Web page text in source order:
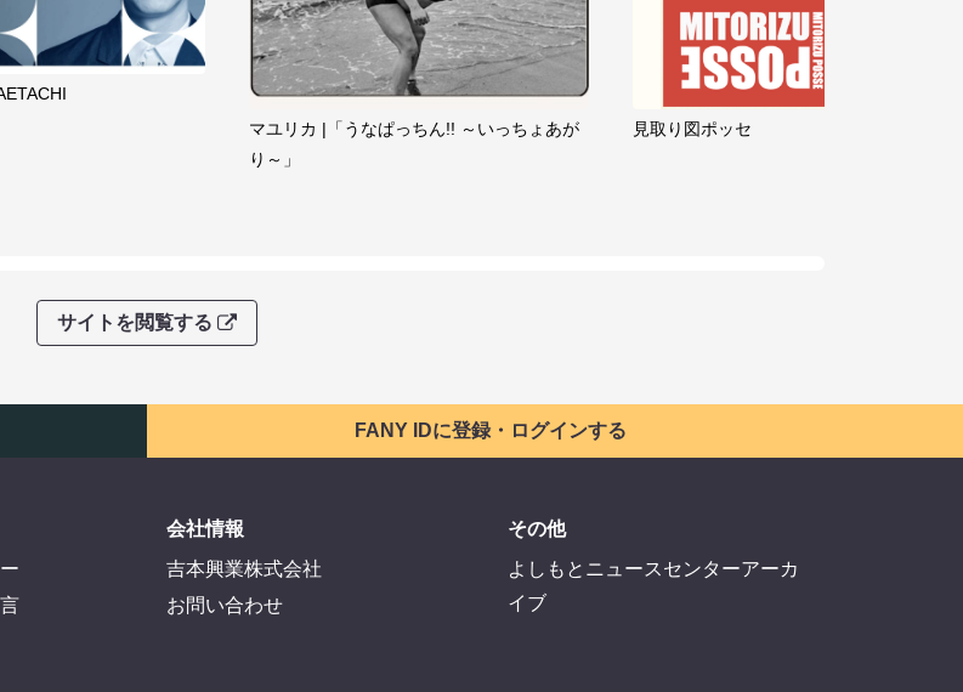
マユリカ |「うなぱっちん!! ～いっちょあが
り～」
見取り図ポッセ
サイトを閲覧する
FANY IDに登録・ログインする
会社情報
吉本興業株式会社
お問い合わせ
その他
よしもとニュースセンターアーカ
イブ